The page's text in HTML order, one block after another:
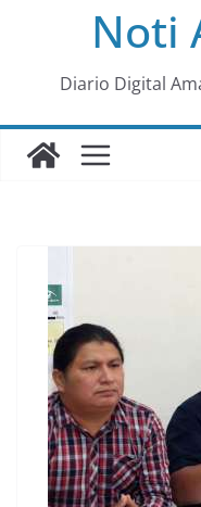
al
Noti
Diario Digital